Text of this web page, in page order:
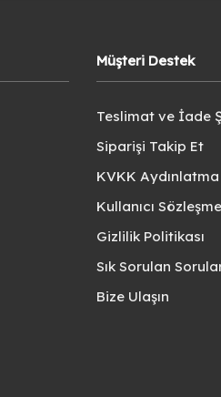
Müşteri Destek
Teslimat ve İade
Siparişi Takip Et
KVKK
Kullanıcı
Gizlilik Politikası
Sık Sorulan
Bize Ulaşın